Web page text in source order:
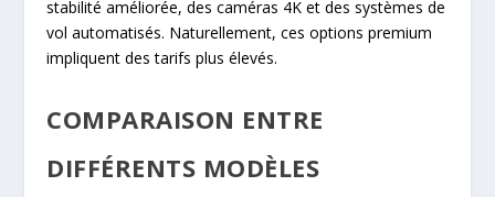
stabilité améliorée, des caméras 4K et des systèmes de
vol automatisés. Naturellement, ces options premium
impliquent des tarifs plus élevés.
COMPARAISON ENTRE
DIFFÉRENTS MODÈLES